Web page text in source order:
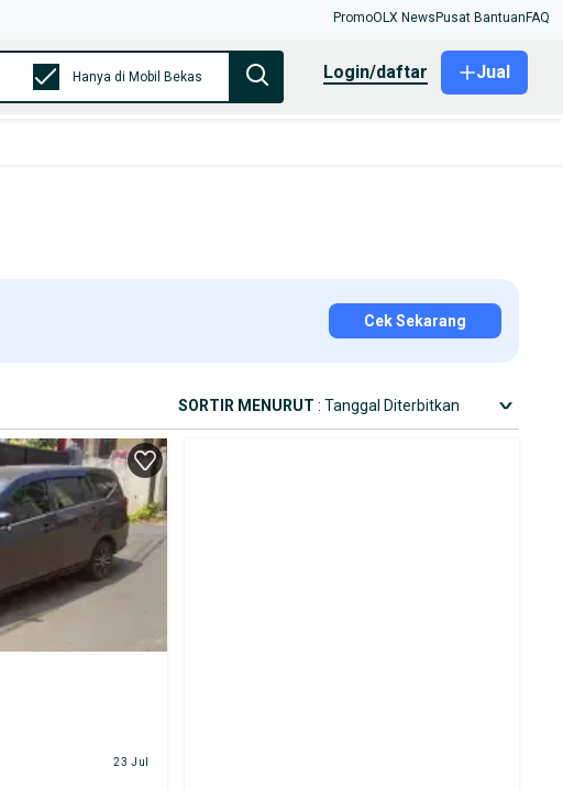
PromoOLX News Pusat Bantuan FAQ
Hanya di Mobil Bekas login/daftar Jual
Cek Sekarang
SORTIR MENURUT : Tanggal Diterbitkan
23 Jul